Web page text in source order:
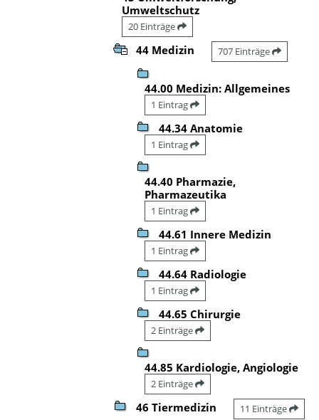
Umweltschutz
20 Einträge
44 Medizin 707 Einträge
44.00 Medizin: Allgemeines
1 Eintrag
44.34 Anatomie
1 Eintrag
44.40 Pharmazie,
Pharmazeutika
1 Eintrag
44.61 Innere Medizin
1 Eintrag
44.64 Radiologie
1 Eintrag
44.65 Chirurgie
2 Einträge
44.85 Kardiologie, Angiologie
2 Einträge
46 Tiermedizin 11 Einträge